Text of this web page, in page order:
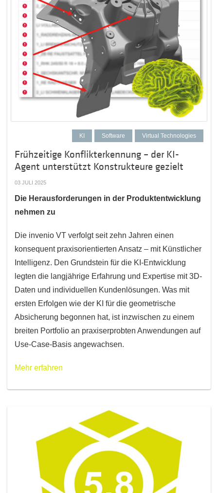
KI Software Virtual Technologies
Frühzeitige Konflikterkennung – der KI-
Agent unterstützt Konstrukteure gezielt
03 JULI 2025
Die Herausforderungen in der Produktentwicklung
nehmen zu
Die invenio VT verfolgt seit zehn Jahren einen
konsequent praxisorientierten Ansatz – mit Künstlicher
Intelligenz. Den Grundstein für die KI-Entwicklung
legten die langjährige Erfahrung und Expertise mit 3D-
Daten und individuellen Kundenlösungen. Was mit
ersten Erfolgen wie der KI für die geometrische
Absicherung begonnen hat, ist inzwischen zu einem
breiten Portfolio an praxiserprobten Anwendungen auf
Use-Case-Basis angewachsen.
Mehr erfahren